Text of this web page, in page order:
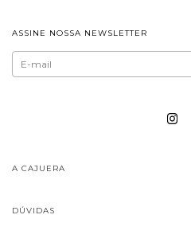
ASSINE NOSSA NEWSLETTER
A CAJUERA
DÚVIDAS